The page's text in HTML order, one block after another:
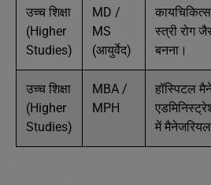
उच्च शिक्षा
(Higher
Studies)
MD /
MS
(आयुर्वेद)
स्त्री रोग
बनना।
उच्च शिक्षा
(Higher
Studies)
MBA /
MPH
हॉस्पिटल
में मैनेजरियल